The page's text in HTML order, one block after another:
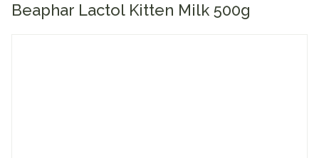
Beaphar Lactol Kitten Milk 500g